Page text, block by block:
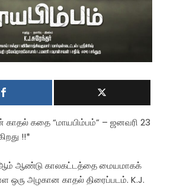
கதை “மாயபிம்பம்” – ஜனவரி 23
!!*
ஆம் ஆண்டு காலகட்டத்தை மையமாகக்
ஒரு அழகான காதல் திரைப்படம். K.J.